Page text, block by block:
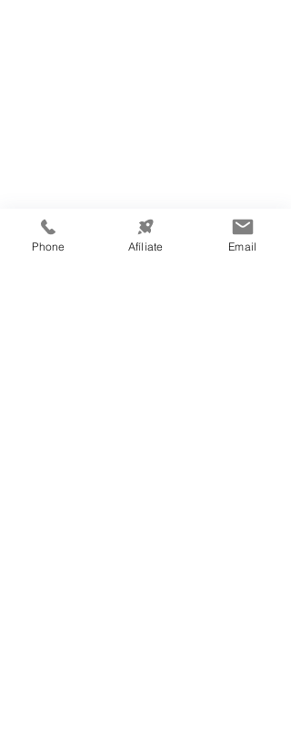
Phone Afíliate Email